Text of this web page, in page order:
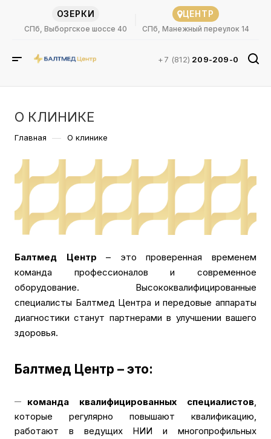
ОЗЕРКИ
СПб, Выборгское шоссе 40
ЦЕНТР
СПб, Манежный переулок 14
+7 (812) 209-209-0
О КЛИНИКЕ
Главная — О клинике
Балтмед Центр – это проверенная временем
команда профессионалов и современное
оборудование. Высококвалифицированные
специалисты Балтмед Центра и передовые аппараты
диагностики станут партнерами в улучшении вашего
здоровья.
Балтмед Центр – это:
команда квалифицированных специалистов,
которые регулярно повышают квалификацию,
работают в ведущих НИИ и многопрофильных